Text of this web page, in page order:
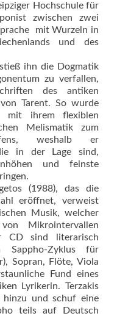
Hochschule für
zwischen zwei
 mit Wurzeln in
und des
ihn die Dogmatik
zu verfallen,
des antiken
Tarent. So wurde
mit ihrem flexiblen
Melismatik zum
weshalb er
in der Lage sind,
und feinste
(1988), das die
eröffnet, verweist
Musik, welcher
Mikrointervallen
CD sind literarisch
Zyklus für
Sopran, Flöte, Viola
Fund eines
Lyrikerin. Terzakis
hinzu und schuf eine
teils auf Deutsch